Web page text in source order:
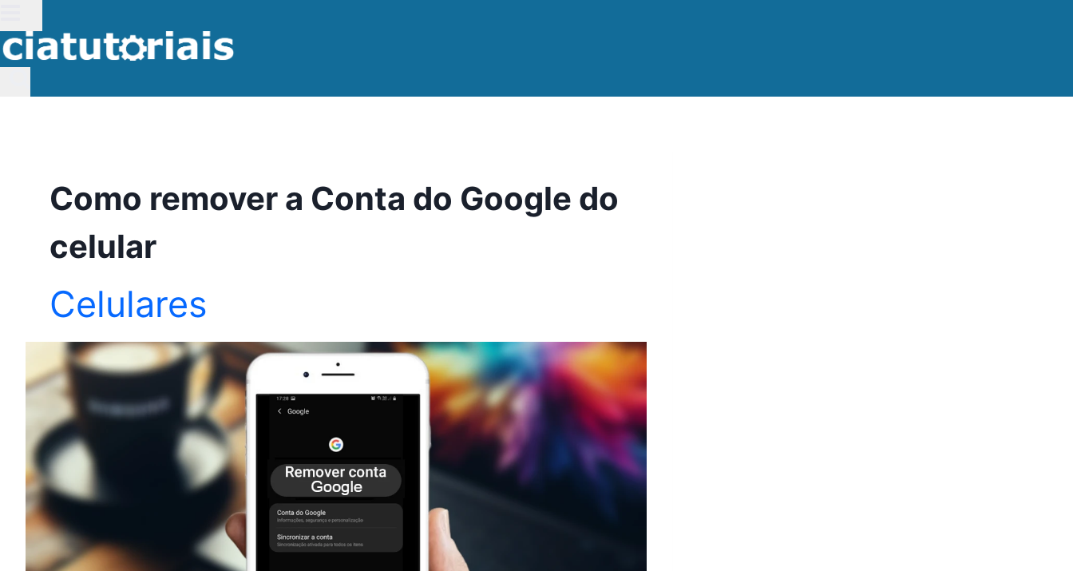
para
o
Como remover a Conta do Google do
celular
Celulares